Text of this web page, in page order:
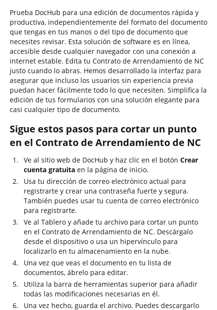
Prueba DocHub para una edición de documentos rápida y
productiva, independientemente del formato del documento
que tengas en tus manos o del tipo de documento que
necesites revisar. Esta solución de software es en línea,
accesible desde cualquier navegador con una conexión a
internet estable. Edita tu Contrato de Arrendamiento de NC
justo cuando lo abras. Hemos desarrollado la interfaz para
asegurar que incluso los usuarios sin experiencia previa
puedan hacer fácilmente todo lo que necesiten. Simplifica la
edición de tus formularios con una solución elegante para
casi cualquier tipo de documento.
Sigue estos pasos para cortar un punto
en el Contrato de Arrendamiento de NC
Ve al sitio web de DocHub y haz clic en el botón Crear
cuenta gratuita en la página de inicio.
Usa tu dirección de correo electrónico actual para
registrarte y crear una contraseña fuerte y segura.
También puedes usar tu cuenta de correo electrónico
para registrarte.
Ve al Tablero y añade tu archivo para cortar un punto
en el Contrato de Arrendamiento de NC. Descárgalo
desde el dispositivo o usa un hipervínculo para
localizarlo en tu almacenamiento en la nube.
Una vez que veas el documento en tu lista de
documentos, ábrelo para editar.
Utiliza la barra de herramientas superior para añadir
todas las modificaciones necesarias en él.
Una vez hecho, guarda el archivo. Puedes descargarlo